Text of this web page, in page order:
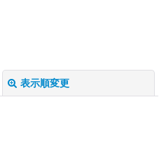
表示順変更